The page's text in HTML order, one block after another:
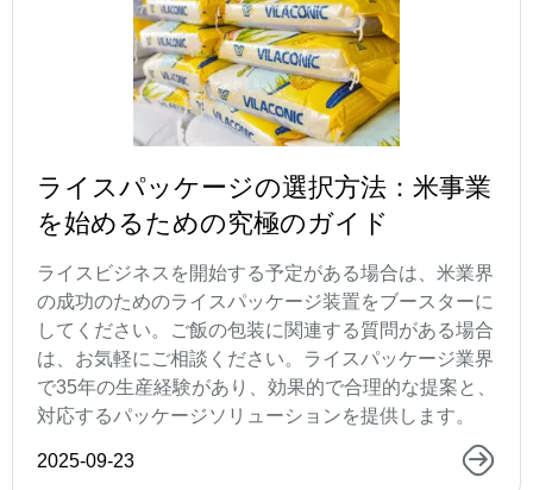
ライスパッケージの選択方法：米事業
を始めるための究極のガイド
ライスビジネスを開始する予定がある場合は、米業界
の成功のためのライスパッケージ装置をブースターに
してください。ご飯の包装に関連する質問がある場合
は、お気軽にご相談ください。ライスパッケージ業界
で35年の生産経験があり、効果的で合理的な提案と、
対応するパッケージソリューションを提供します。
2025-09-23